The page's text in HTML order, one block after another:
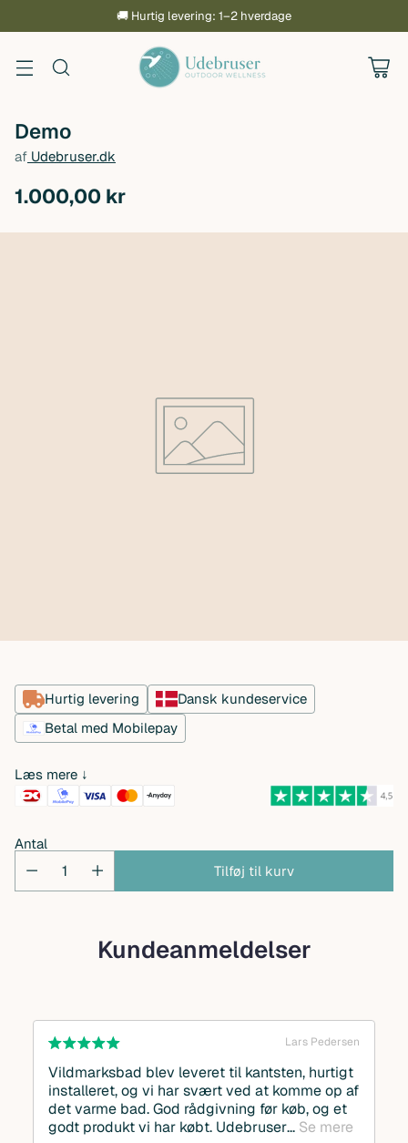
🚚 Hurtig levering: 1–2 hverdage
Demo
af Udebruser.dk
Normalpris
1.000,00 kr
Hurtig levering
Dansk kundeservice
Betal med Mobilepay
Læs mere ↓
Antal
Tilføj til kurv
Kundeanmeldelser
Lars Pedersen
Vildmarksbad blev leveret til kantsten, hurtigt
installeret, og vi har svært ved at komme op af
det varme bad. God rådgivning før køb, og et
godt produkt vi har købt. Udebruser
Se mere